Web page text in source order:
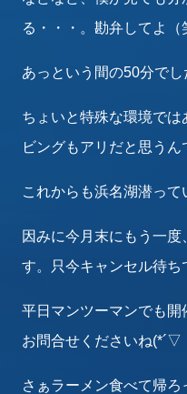
る・・・。勘弁してよ（
あっという間の50分で
ちょいと特殊な環境では
ビングもアリだと思うん
これからも浜名湖潜って
因みに今月末にもう一
す。只今キャンセル待ち
平日マンツーマンでも開
お問合せくださいね(*´▽
さぁラーメン食べて帰ろ